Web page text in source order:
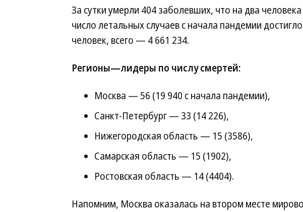
За сутки умерли 404 заболевших, что на два
число летальных случаев с начала пандемии
человек, всего — 4 661 234.
Регионы—лидеры по числу смертей:
Москва — 56 (19 940 с начала пандемии),
Санкт-Петербург — 33 (14 226),
Нижегородская область — 15 (3586),
Самарская область — 15 (1902),
Ростовская область — 14 (4404).
Напомним, Москва оказалась на втором месте